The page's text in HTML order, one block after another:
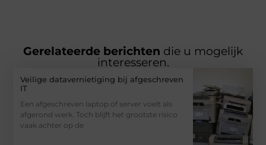
Gerelateerde berichten die u mogelijk
interesseren.
Veilige datavernietiging bij afgeschreven
IT
Een afgeschreven laptop of server voelt als
afgerond werk. Toch blijft het grootste risico
vaak achter op de